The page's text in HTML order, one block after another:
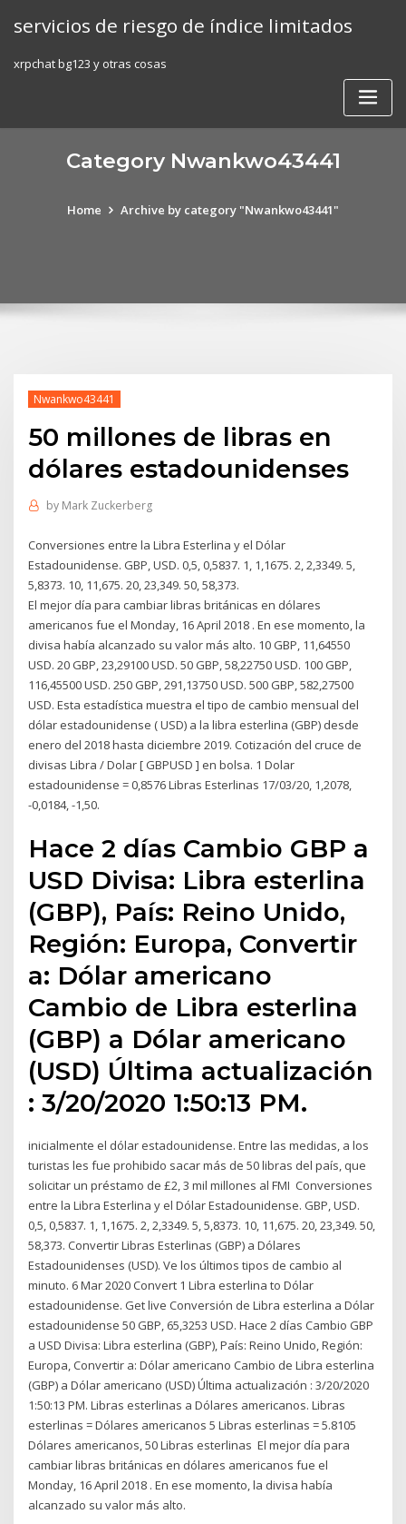
servicios de riesgo de índice limitados
xrpchat bg123 y otras cosas
Category Nwankwo43441
Home Archive by category "Nwankwo43441"
Nwankwo43441
50 millones de libras en
dólares estadounidenses
by Mark Zuckerberg
Conversiones entre la Libra Esterlina y el Dólar
Estadounidense. GBP, USD. 0,5, 0,5837. 1, 1,1675. 2, 2,3349. 5,
5,8373. 10, 11,675. 20, 23,349. 50, 58,373.
El mejor día para cambiar libras británicas en dólares
americanos fue el Monday, 16 April 2018 . En ese momento, la
divisa había alcanzado su valor más alto. 10 GBP, 11,64550
USD. 20 GBP, 23,29100 USD. 50 GBP, 58,22750 USD. 100 GBP,
116,45500 USD. 250 GBP, 291,13750 USD. 500 GBP, 582,27500
USD. Esta estadística muestra el tipo de cambio mensual del
dólar estadounidense ( USD) a la libra esterlina (GBP) desde
enero del 2018 hasta diciembre 2019. Cotización del cruce de
divisas Libra / Dolar [ GBPUSD ] en bolsa. 1 Dolar
estadounidense = 0,8576 Libras Esterlinas 17/03/20, 1,2078,
-0,0184, -1,50.
Hace 2 días Cambio GBP a
USD Divisa: Libra esterlina
(GBP), País: Reino Unido,
Región: Europa, Convertir
a: Dólar americano
Cambio de Libra esterlina
(GBP) a Dólar americano
(USD) Última actualización
: 3/20/2020 1:50:13 PM.
inicialmente el dólar estadounidense. Entre las medidas, a los
turistas les fue prohibido sacar más de 50 libras del país, que
solicitar un préstamo de £2, 3 mil millones al FMI Conversiones
entre la Libra Esterlina y el Dólar Estadounidense. GBP, USD.
0,5, 0,5837. 1, 1,1675. 2, 2,3349. 5, 5,8373. 10, 11,675. 20, 23,349. 50,
58,373. Convertir Libras Esterlinas (GBP) a Dólares
Estadounidenses (USD). Ve los últimos tipos de cambio al
minuto. 6 Mar 2020 Convert 1 Libra esterlina to Dólar
estadounidense. Get live Conversión de Libra esterlina a Dólar
estadounidense 50 GBP, 65,3253 USD. Hace 2 días Cambio GBP
a USD Divisa: Libra esterlina (GBP), País: Reino Unido, Región:
Europa, Convertir a: Dólar americano Cambio de Libra esterlina
(GBP) a Dólar americano (USD) Última actualización : 3/20/2020
1:50:13 PM. Libras esterlinas a Dólares americanos. Libras
esterlinas = Dólares americanos 5 Libras esterlinas = 5.8105
Dólares americanos, 50 Libras esterlinas El mejor día para
cambiar libras británicas en dólares americanos fue el
Monday, 16 April 2018 . En ese momento, la divisa había
alcanzado su valor más alto.